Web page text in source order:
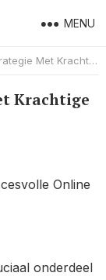
MENU
Krachtige SEO Tools
Krachtige
Online
onderdeel